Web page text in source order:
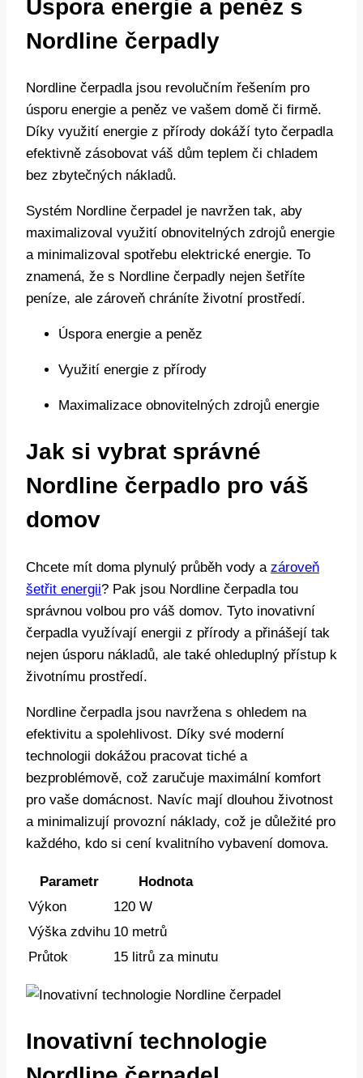
Úspora energie a peněz s
Nordline čerpadly
Nordline čerpadla jsou revolučním řešením pro
úsporu energie a peněz ve vašem domě či firmě.
Díky využití energie z přírody dokáží tyto čerpadla
efektivně zásobovat váš dům teplem či chladem
bez zbytečných nákladů.
Systém Nordline čerpadel je navržen tak, aby
maximalizoval využití obnovitelných zdrojů energie
a minimalizoval spotřebu elektrické energie. To
znamená, že s Nordline čerpadly nejen šetříte
peníze, ale zároveň chráníte životní prostředí.
Úspora energie a peněz
Využití energie z přírody
Maximalizace obnovitelných zdrojů energie
Jak si vybrat správné
Nordline čerpadlo pro váš
domov
Chcete mít doma plynulý průběh vody a zároveň
šetřit energii? Pak jsou Nordline čerpadla tou
správnou volbou pro váš domov. Tyto inovativní
čerpadla využívají energii z přírody a přinášejí tak
nejen úsporu nákladů, ale také ohleduplný přístup k
životnímu prostředí.
Nordline čerpadla jsou navržena s ohledem na
efektivitu a spolehlivost. Díky své moderní
technologii dokážou pracovat tiché a
bezproblémově, což zaručuje maximální komfort
pro vaše domácnost. Navíc mají dlouhou životnost
a minimalizují provozní náklady, což je důležité pro
každého, kdo si cení kvalitního vybavení domova.
Parametr
Hodnota
Výkon
120 W
Výška zdvihu 10 metrů
Průtok
15 litrů za minutu
Inovativní technologie